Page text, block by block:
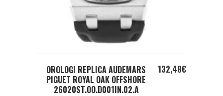
ADD TO CART
OROLOGI REPLICA AUDEMARS
PIGUET ROYAL OAK OFFSHORE
26020ST.OO.D001IN.02.A
132,48€